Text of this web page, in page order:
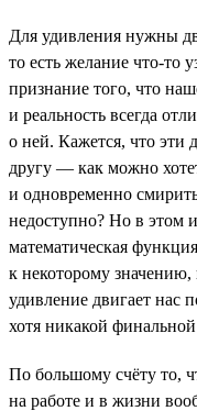
Для удивления нужны
то есть желание что-то
признание того, что
и реальность всегда
о ней. Кажется, что эти
другу — как можно
и одновременно
недоступно? Но в этом
математическая
к некоторому значению,
удивление двигает нас
хотя никакой финальной
По большому счёту то,
на работе и в жизни